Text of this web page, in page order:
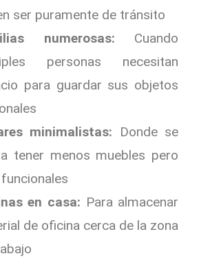
ser puramente de tránsito
numerosas: Cuando
personas necesitan
para guardar sus objetos
minimalistas: Donde se
tener menos muebles pero
en casa: Para almacenar
de oficina cerca de la zona